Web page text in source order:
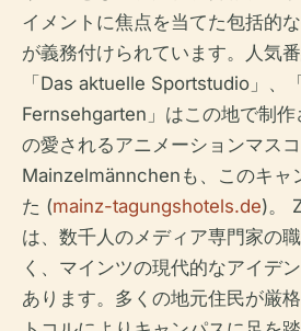
イメントに焦点を当てた包括的
が義務付けられています。人気番
「Das aktuelle Sportstudio」、
Fernsehgarten」はこの地で制
の愛されるアニメーションマス
Mainzelmännchenも、このキャ
た (mainz-tagungshotels.de)。
は、数千人のメディア専門家の
く、マインツの現代的なアイデ
あります。多くの地元住民が厳